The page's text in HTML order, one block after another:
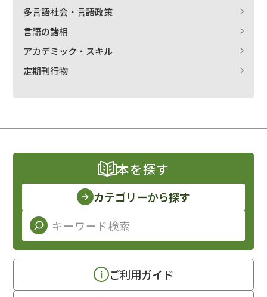
多言語社会・言語政策
言語の諸相
アカデミック・スキル
定期刊行物
本を探す
カテゴリーから探す
ご利用ガイド